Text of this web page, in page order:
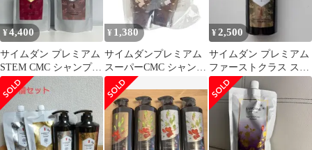
¥4,400
サイムダン プレミアム
STEM CMC シャンプー
トリートメント 詰替セ
ット
¥ 1,380
サイムダンプレミアム
スーパーCMC シャンプ
ートリートメント
#2605019
¥2,500
サイムダン プレミアム
ファーストクラス スー
パーSTEM CMC シャン
プー